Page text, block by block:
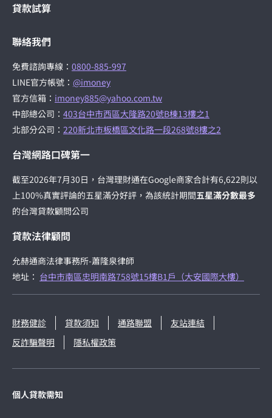
貸款試算
聯絡我們
免費諮詢專線： 0800-885-997
LINE官方帳號： @imoney
官方信箱： imoney885@yahoo.com.tw
中部總公司： 403台中市西區大隆路20號B棟13樓之1
北部分公司： 220新北市板橋區文化路一段268號8樓之2
台灣網路口碑第一
截至2026年7月30日，台灣理財通在Google商家合計有6,622則以
上100%真實評論的五星滿分好評，為該統計期間五星滿分數最多
的台灣貸款顧問公司
貸款法律顧問
允赫通商法律事務所-蕭隆泉律師
地址： 台中市南區忠明南路758號15樓B1戶（大安國際大樓）
財務健診 貸款須知 通路聯盟
友站連結
反詐騙聲明
隱私權政策
個人貸款需知